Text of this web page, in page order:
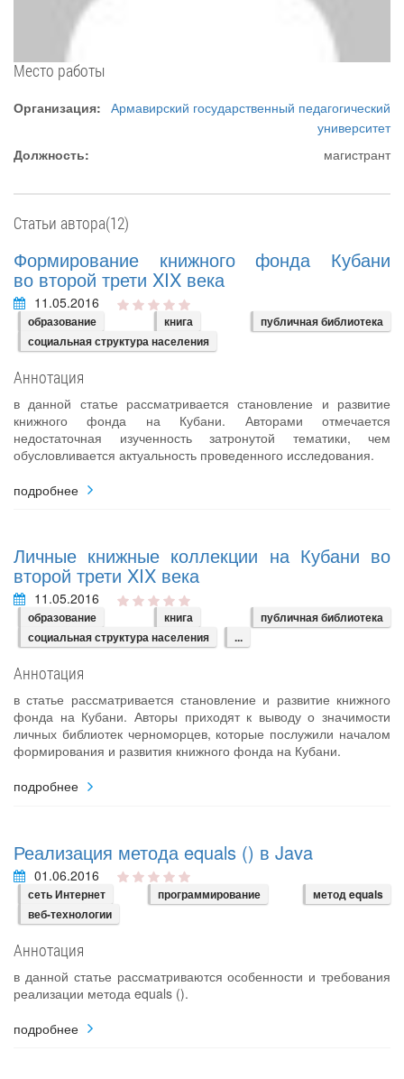
Место работы
Организация: Армавирский государственный педагогический
университет
Должность:
магистрант
Статьи автора(12)
Формирование книжного фонда Кубани
во второй трети XIX века
11.05.2016
образование книга
публичная библиотека
социальная структура населения
Аннотация
в данной статье рассматривается становление и развитие
книжного фонда на Кубани. Авторами отмечается
недостаточная изученность затронутой тематики, чем
обусловливается актуальность проведенного исследования.
подробнее
Личные книжные коллекции на Кубани во
второй трети XIX века
11.05.2016
образование книга
публичная библиотека
социальная структура населения
...
Аннотация
в статье рассматривается становление и развитие книжного
фонда на Кубани. Авторы приходят к выводу о значимости
личных библиотек черноморцев, которые послужили началом
формирования и развития книжного фонда на Кубани.
подробнее
Реализация метода equals () в Java
01.06.2016
сеть Интернет программирование
метод equals
веб-технологии
Аннотация
в данной статье рассматриваются особенности и требования
реализации метода equals ().
подробнее